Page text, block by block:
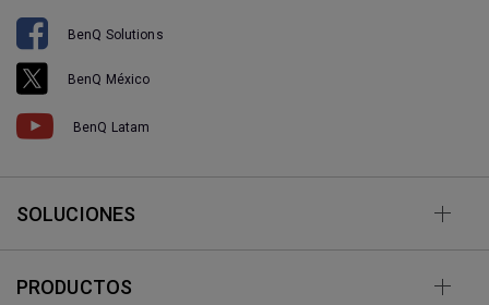
BenQ Solutions
BenQ México
BenQ Latam
SOLUCIONES
PRODUCTOS